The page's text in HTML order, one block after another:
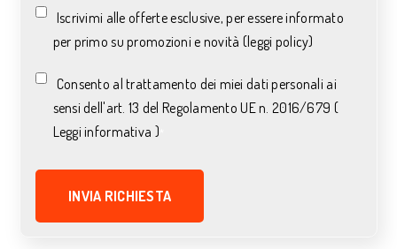
Iscrivimi alle offerte esclusive, per essere informato
per primo su promozioni e novità (leggi policy)
Consento al trattamento dei miei dati personali ai
sensi dell'art. 13 del Regolamento UE n. 2016/679 (
Leggi informativa )